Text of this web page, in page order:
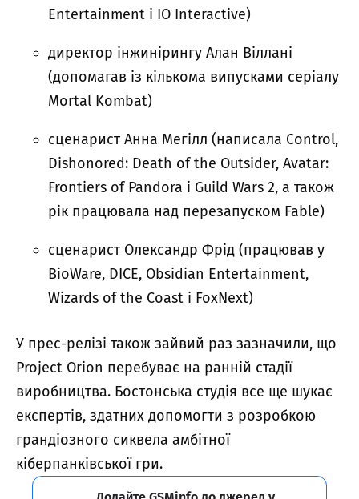
Entertainment і IO Interactive)
директор інжинірингу Алан Віллані
(допомагав із кількома випусками серіалу
Mortal Kombat)
сценарист Анна Мегілл (написала Control,
Dishonored: Death of the Outsider, Avatar:
Frontiers of Pandora і Guild Wars 2, а також
рік працювала над перезапуском Fable)
сценарист Олександр Фрід (працював у
BioWare, DICE, Obsidian Entertainment,
Wizards of the Coast і FoxNext)
У прес-релізі також зайвий раз зазначили, що
Project Orion перебуває на ранній стадії
виробництва. Бостонська студія все ще шукає
експертів, здатних допомогти з розробкою
грандіозного сиквела амбітної
кіберпанківської гри.